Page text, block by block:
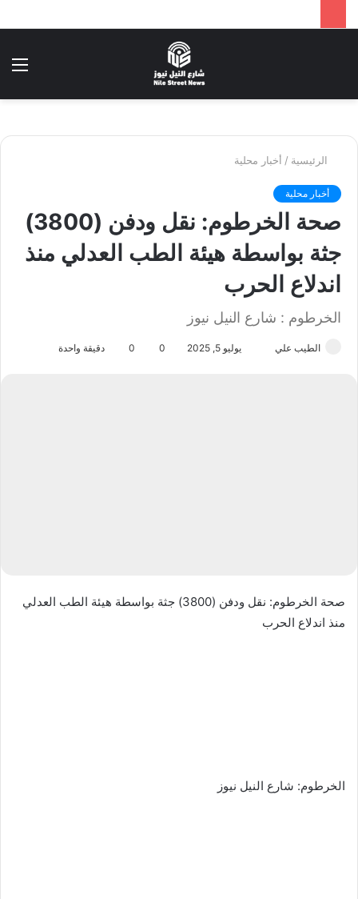
الرئيسية / أخبار محلية
أخبار محلية
صحة الخرطوم: نقل ودفن (3800)
جثة بواسطة هيئة الطب العدلي منذ
اندلاع الحرب
الخرطوم : شارع النيل نيوز
الطيب علي
ر
يوليو 5, 2025 0
0 دقيقة واحدة
صحة الخرطوم: نقل ودفن (3800) جثة بواسطة هيئة الطب العدلي
منذ اندلاع الحرب
الخرطوم: شارع النيل نيوز